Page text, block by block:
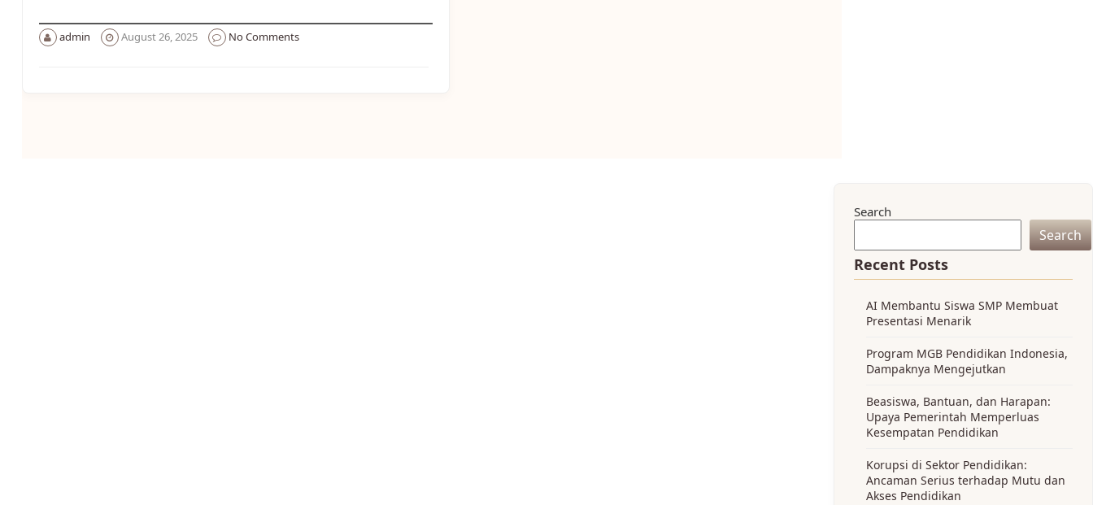
admin August 26, 2025 No Comments
Search
Search
Recent Posts
AI Membantu Siswa SMP Membuat
Presentasi Menarik
Program MGB Pendidikan Indonesia,
Dampaknya Mengejutkan
Beasiswa, Bantuan, dan Harapan:
Upaya Pemerintah Memperluas
Kesempatan Pendidikan
Korupsi di Sektor Pendidikan:
Ancaman Serius terhadap Mutu dan
Akses Pendidikan